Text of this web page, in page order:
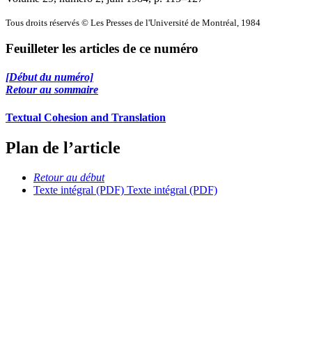
Tous droits réservés © Les Presses de l'Université de Montréal, 1984
Feuilleter les articles de ce numéro
[Début du numéro]
Retour au sommaire
Textual Cohesion and Translation
Plan de l’article
Retour au début
Texte intégral (PDF) Texte intégral (PDF)